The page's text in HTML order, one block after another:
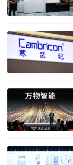
在文件公布之后
的股价也上升
本文来源于DOIT